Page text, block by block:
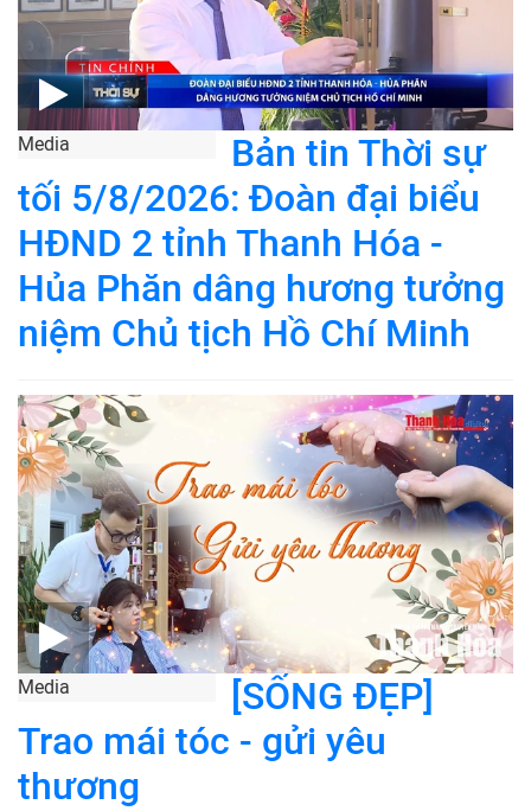
Media
Bản tin Thời sự
tối 5/8/2026: Đoàn đại biểu
HĐND 2 tỉnh Thanh Hóa -
Hủa Phăn dâng hương tưởng
niệm Chủ tịch Hồ Chí Minh
Media
[SỐNG ĐẸP]
Trao mái tóc - gửi yêu
thương